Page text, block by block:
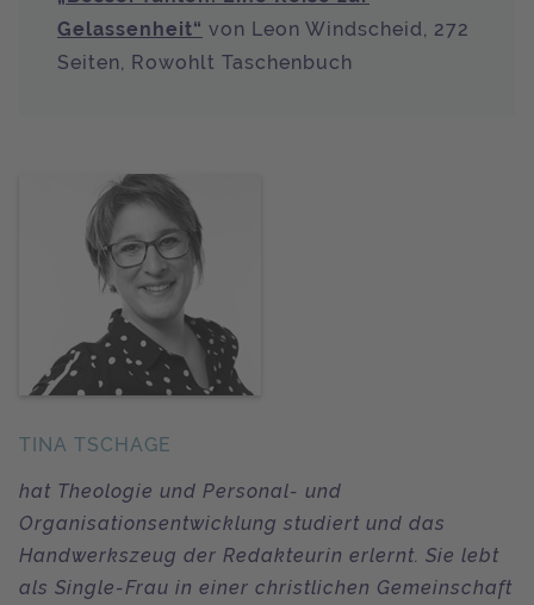
Gelassenheit“ von Leon Windscheid, 272
Seiten, Rowohlt Taschenbuch
TINA TSCHAGE
hat Theologie und Personal- und
Organisationsentwicklung studiert und das
Handwerkszeug der Redakteurin erlernt. Sie lebt
als Single-Frau in einer christlichen Gemeinschaft